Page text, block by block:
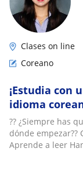
Clases on line
Coreano
¡Estudia con
idioma
?? ¿Siempre has
dónde empezar??
Aprende a leer